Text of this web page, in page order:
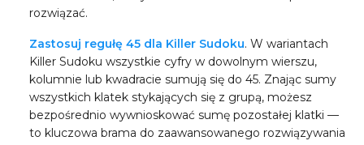
rozwiązać.
Zastosuj regułę 45 dla Killer Sudoku. W wariantach
Killer Sudoku wszystkie cyfry w dowolnym wierszu,
kolumnie lub kwadracie sumują się do 45. Znając sumy
wszystkich klatek stykających się z grupą, możesz
bezpośrednio wywnioskować sumę pozostałej klatki —
to kluczowa brama do zaawansowanego rozwiązywania